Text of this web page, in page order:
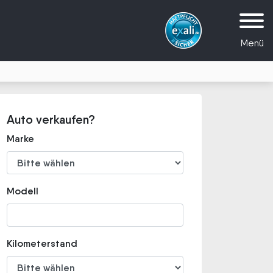
Menü
Auto verkaufen?
Marke
Modell
Kilometerstand